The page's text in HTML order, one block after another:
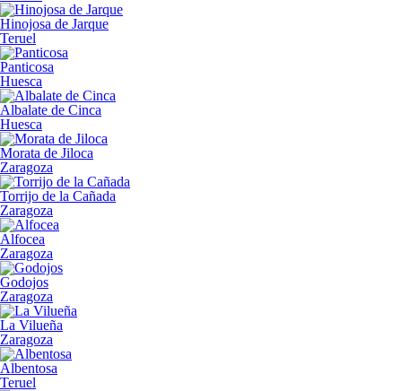
Hinojosa de Jarque
Teruel
Panticosa
Huesca
Albalate de Cinca
Huesca
Morata de Jiloca
Zaragoza
Torrijo de la Cañada
Zaragoza
Alfocea
Zaragoza
Godojos
Zaragoza
La Vilueña
Zaragoza
Albentosa
Teruel